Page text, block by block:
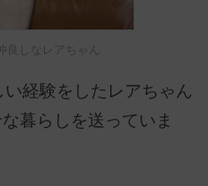
良しなレアちゃん
経験をしたレアちゃん
暮らしを送っていま